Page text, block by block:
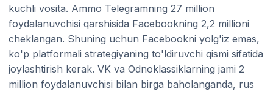
kuchli vosita. Ammo Telegramning 27 million
foydalanuvchisi qarshisida Facebookning 2,2 millioni
cheklangan. Shuning uchun Facebookni yolg'iz emas,
ko'p platformali strategiyaning to'ldiruvchi qismi sifatida
joylashtirish kerak. VK va Odnoklassiklarning jami 2
million foydalanuvchisi bilan birga baholanganda, rus